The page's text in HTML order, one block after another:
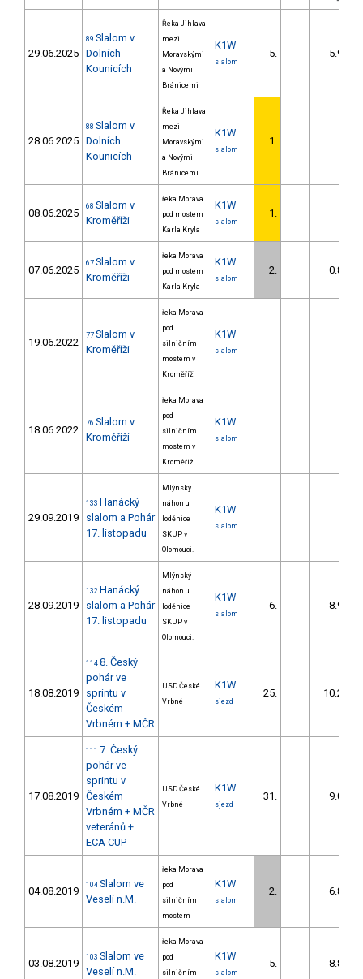
29.06.2025
89 Slalom v
Dolních
Kounicích
Řeka Jihlava
mezi
Moravskými
a Novými
Bránicemi
K1W
slalom
5. 5.90
28.06.2025
88 Slalom v
Dolních
Kounicích
Řeka Jihlava
mezi
Moravskými
a Novými
Bránicemi
K1W
slalom
1.
08.06.2025
68 Slalom v
Kroměříži
řeka Morava
pod mostem
Karla Kryla
K1W
slalom
1.
07.06.2025
67 Slalom v
Kroměříži
řeka Morava
pod mostem
Karla Kryla
K1W
slalom
2. 0.80
19.06.2022
77 Slalom v
Kroměříži
řeka Morava
pod
silničním
mostem v
Kroměříži
K1W
slalom
18.06.2022
76 Slalom v
Kroměříži
řeka Morava
pod
silničním
mostem v
Kroměříži
K1W
slalom
29.09.2019
133 Hanácký
slalom a Pohár
17. listopadu
Mlýnský
náhon u
loděnice
SKUP v
Olomouci.
K1W
slalom
28.09.2019
132 Hanácký
slalom a Pohár
17. listopadu
Mlýnský
náhon u
loděnice
SKUP v
Olomouci.
K1W
slalom
6. 8.90
18.08.2019
114 8. Český
pohár ve
sprintu v
Českém
Vrbném + MČR
USD České
Vrbné
K1W
sjezd
25. 10.25
17.08.2019
111 7. Český
pohár ve
sprintu v
Českém
Vrbném + MČR
veteránů +
ECA CUP
USD České
Vrbné
K1W
sjezd
31. 9.01
04.08.2019 104 Slalom ve
Veselí n.M.
řeka Morava
pod
silničním
mostem
K1W
slalom
2. 6.80
03.08.2019 103 Slalom ve
Veselí n.M.
řeka Morava
pod
silničním
K1W
slalom
5. 8.80